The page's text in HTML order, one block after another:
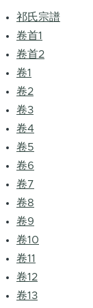
祁氏宗譜
卷首1
卷首2
卷1
卷2
卷3
卷4
卷5
卷6
卷7
卷8
卷9
卷10
卷11
卷12
卷13